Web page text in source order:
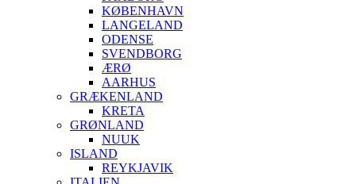
KØBENHAVN
LANGELAND
ODENSE
SVENDBORG
ÆRØ
AARHUS
GRÆKENLAND
KRETA
GRØNLAND
NUUK
ISLAND
REYKJAVIK